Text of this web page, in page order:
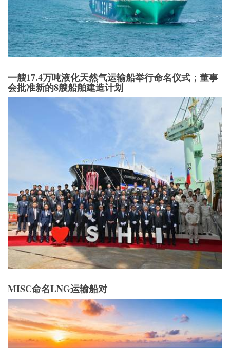
一艘17.4万吨液化天然气运输船举行命名仪式；董事
会批准新的8艘船舶建造计划
MISC命名LNG运输船对